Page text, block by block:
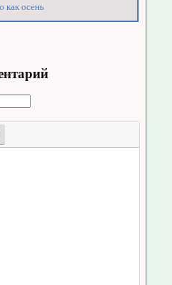
как осень